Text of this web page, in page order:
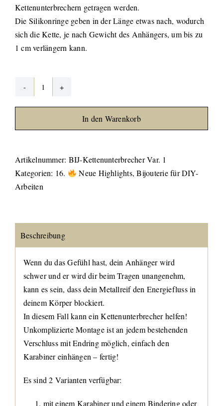
Kettenunterbrechern getragen werden.
Die Silikonringe geben in der Länge etwas nach, wodurch
sich die Kette, je nach Gewicht des Anhängers, um bis zu
1 cm verlängern kann.
Kettenunterbrecher
Var.
(Karabiner
Bindering)
Menge
In den Warenkorb
Artikelnummer: BIJ-Kettenunterbrecher Var. 1
Kategorien: 16. Neue Highlights,Bijouterie für DIY-
Arbeiten
Beschreibung
Wenn du das Gefühl hast, dein Anhänger wird
schwer und er wird dir beim Tragen unangenehm,
kann es sein, dass dein Metallreif den Energiefluss in
deinem Körper blockiert.
In diesem Fall kann ein Kettenunterbrecher helfen!
Unkomplizierte Montage ist an jedem bestehenden
Verschluss mit Endring möglich, einfach den
Karabiner einhängen – fertig!
Es sind 2 Varianten verfügbar:
mit einem Karabiner und einem Bindering oder